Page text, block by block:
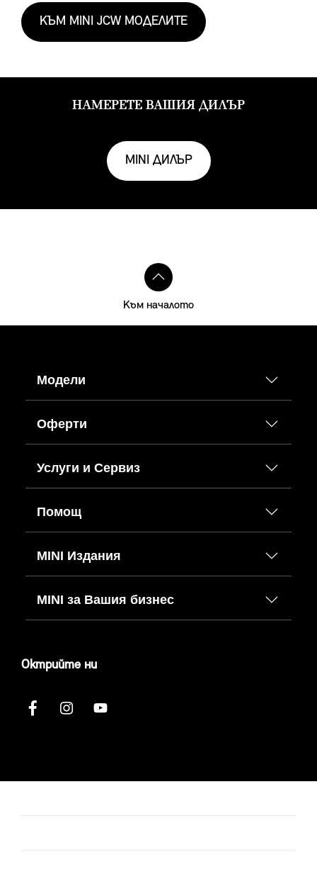
КЪМ MINI JCW МОДЕЛИТЕ
НАМЕРЕТЕ ВАШИЯ ДИЛЪР
MINI ДИЛЪР
Към началото
Модели
Оферти
Услуги и Сервиз
Помощ
MINI Издания
MINI за Вашия бизнес
Октрийте ни